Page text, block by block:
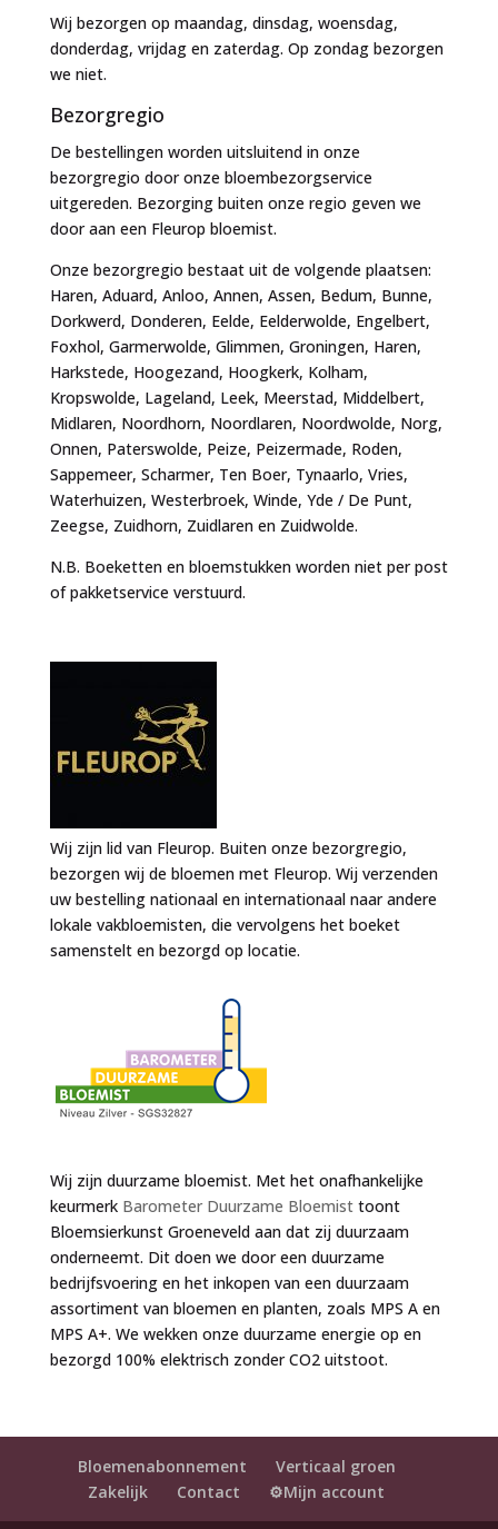
Wij bezorgen op maandag, dinsdag, woensdag,
donderdag, vrijdag en zaterdag. Op zondag bezorgen
we niet.
Bezorgregio
De bestellingen worden uitsluitend in onze
bezorgregio door onze bloembezorgservice
uitgereden. Bezorging buiten onze regio geven we
door aan een Fleurop bloemist.
Onze bezorgregio bestaat uit de volgende plaatsen:
Haren, Aduard, Anloo, Annen, Assen, Bedum, Bunne,
Dorkwerd, Donderen, Eelde, Eelderwolde, Engelbert,
Foxhol, Garmerwolde, Glimmen, Groningen, Haren,
Harkstede, Hoogezand, Hoogkerk, Kolham,
Kropswolde, Lageland, Leek, Meerstad, Middelbert,
Midlaren, Noordhorn, Noordlaren, Noordwolde, Norg,
Onnen, Paterswolde, Peize, Peizermade, Roden,
Sappemeer, Scharmer, Ten Boer, Tynaarlo, Vries,
Waterhuizen, Westerbroek, Winde, Yde / De Punt,
Zeegse, Zuidhorn, Zuidlaren en Zuidwolde.
N.B. Boeketten en bloemstukken worden niet per post
of pakketservice verstuurd.
Wij zijn lid van Fleurop. Buiten onze bezorgregio,
bezorgen wij de bloemen met Fleurop. Wij verzenden
uw bestelling nationaal en internationaal naar andere
lokale vakbloemisten, die vervolgens het boeket
samenstelt en bezorgd op locatie.
Wij zijn duurzame bloemist. Met het onafhankelijke
keurmerk Barometer Duurzame Bloemisttoont
Bloemsierkunst Groeneveld aan dat zij duurzaam
onderneemt. Dit doen we door een duurzame
bedrijfsvoering en het inkopen van een duurzaam
assortiment van bloemen en planten, zoals MPS A en
MPS A+. We wekken onze duurzame energie op en
bezorgd 100% elektrisch zonder CO2 uitstoot.
Bloemenabonnement
Verticaal groen
Zakelijk
Contact ⚙️Mijn account